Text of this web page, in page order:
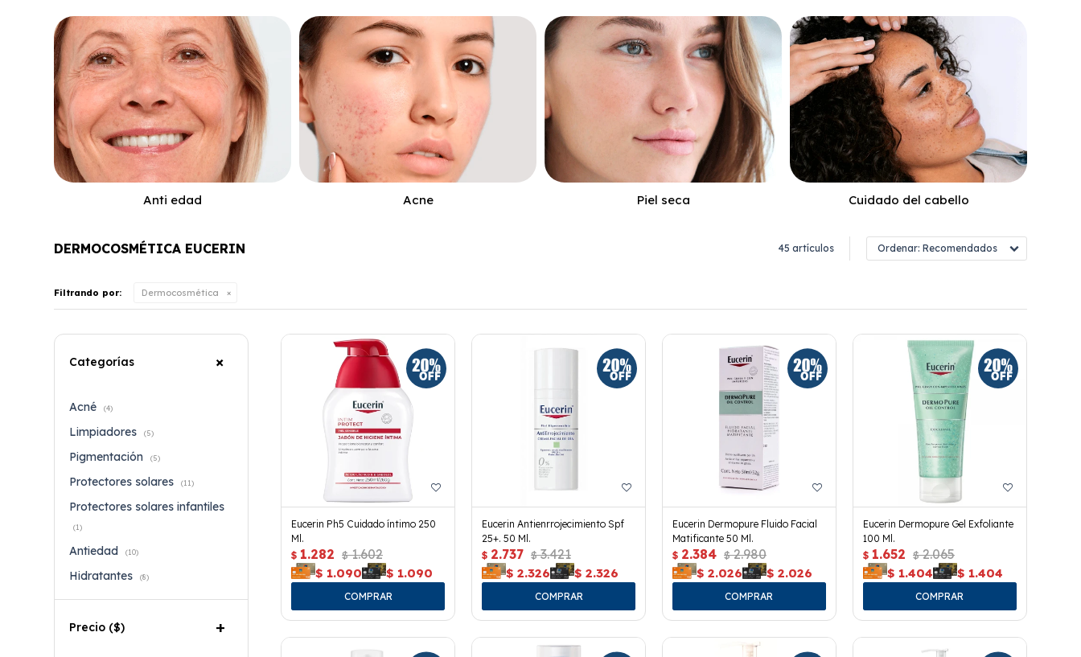
Anti edad Acne Piel seca Cuidado del cabello
DERMOCOSMÉTICA EUCERIN 45 artículos Recomendados
Filtrando por: Dermocosmética
Eucerin Ph5 Cuidado íntimo 250
Ml.
$ 1.282 $ 1.602
$ 1.090 $ 1.090
Eucerin Antienrrojecimiento Spf
25+. 50 Ml.
$ 2.737 $ 3.421
$ 2.326 $ 2.326
Eucerin Dermopure Fluido Facial
Matificante 50 Ml.
$ 2.384 $ 2.980
$ 2.026 $ 2.026
Eucerin Dermopure Gel Exfoliante
100 Ml.
$ 1.652 $ 2.065
$ 1.404 $ 1.404
Categorías
Acné (4)
Limpiadores (5)
Pigmentación (5)
Protectores solares (11)
Protectores solares infantiles
(1)
Antiedad (10)
Hidratantes (8)
Precio ($)